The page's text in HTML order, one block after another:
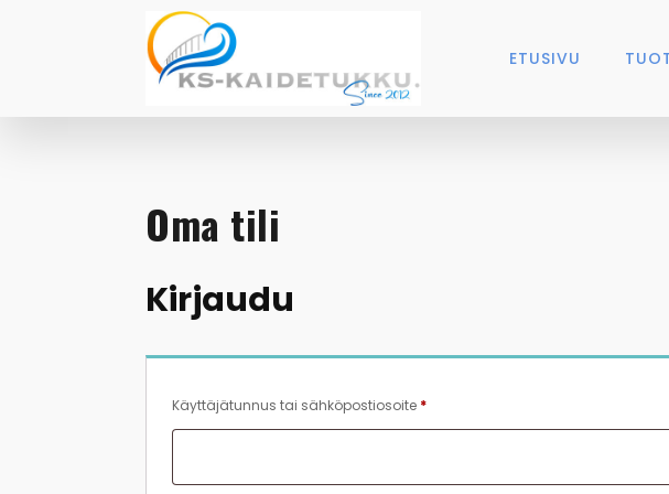
ETUSIVU
Oma tili
Kirjaudu
Käyttäjätunnus tai sähköpostiosoite *Vaaditaan